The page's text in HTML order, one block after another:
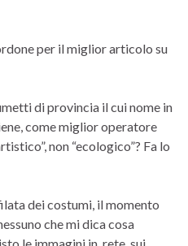
per il miglior articolo su
di provincia il cui nome in
come miglior operatore
non “ecologico”? Fa lo
dei costumi, il momento
che mi dica cosa